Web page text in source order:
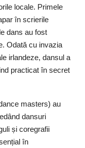
locale. Primele
în scrierile
dans au fost
Odată cu invazia
irlandeze, dansul a
practicat în secret
masters) au
dansuri
și coregrafii
în